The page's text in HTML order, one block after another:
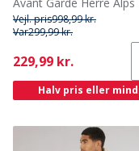
Vejl. pris998,99 kr.
Var299,99 kr.
Current
229,99 kr.
Halv pris eller